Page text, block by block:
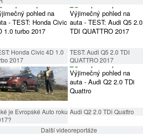
PARTNER
včetně
Honda Civic 4D 1.0
2017
TEST: Audi Q5 2.0 TDI
QUATTRO 2017
je Evropské Auto roku Audi Q2 2.0 TDi Quattro
Další videoreportáže